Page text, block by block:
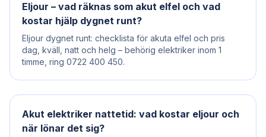
Eljour – vad räknas som akut elfel och vad
kostar hjälp dygnet runt?
Eljour dygnet runt: checklista för akuta elfel och pris
dag, kväll, natt och helg – behörig elektriker inom 1
timme, ring 0722 400 450.
Akut elektriker nattetid: vad kostar eljour och
när lönar det sig?